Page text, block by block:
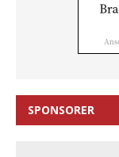
SPONSORER